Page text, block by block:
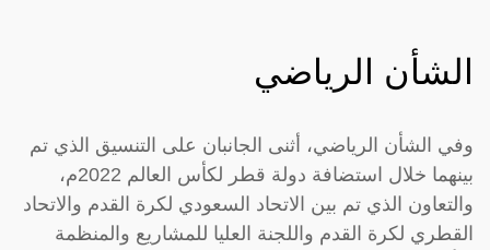
الشأن الرياضي
وفي الشأن الرياضي، أثنى الجانبان على التنسيق الذي تم
بينهما خلال استضافة دولة قطر لكأس العالم 2022م،
والتعاون الذي تم بين الاتحاد السعودي لكرة القدم والاتحاد
القطري لكرة القدم واللجنة العليا للمشاريع والمنظمة